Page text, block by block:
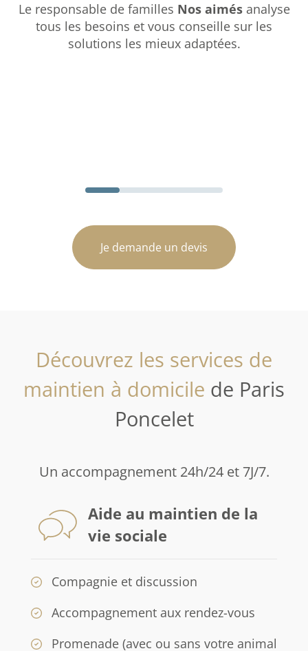
Le responsable de familles Nos aimésanalyse
tous les besoins et vous conseille sur les
solutions les mieux adaptées.
Je demande un devis
Découvrez les services de
maintien à domicile de Paris
Poncelet
Un accompagnement 24h/24 et 7J/7.
Aide au maintien de la
vie sociale
Compagnie et discussion
Accompagnement aux rendez-vous
Promenade (avec ou sans votre animal